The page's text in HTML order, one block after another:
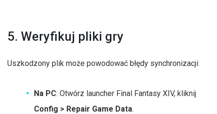
5. Weryfikuj pliki gry
Uszkodzony plik może powodować błędy synchronizacji:
Na PC: Otwórz launcher Final Fantasy XIV, kliknij
Config > Repair Game Data.